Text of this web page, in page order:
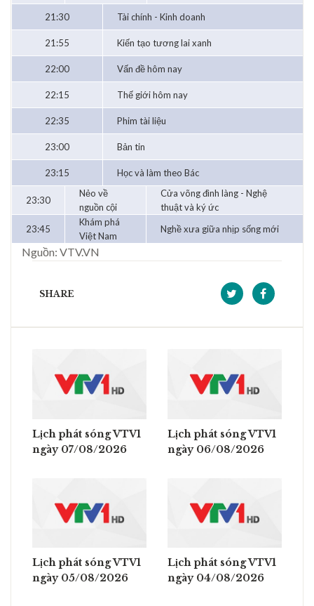
21:30 Tài chính - Kinh doanh
21:55 Kiến tạo tương lai xanh
22:00 Vấn đề hôm nay
22:15 Thế giới hôm nay
22:35 Phim tài liệu
23:00 Bản tin
23:15 Học và làm theo Bác
23:30
Nẻo về
nguồn cội
Cửa võng đình làng - Nghệ
thuật và ký ức
23:45
Khám phá
Việt Nam
Nghề xưa giữa nhịp sống mới
Nguồn: VTV.VN
SHARE
Lịch phát sóng VTV1
ngày 07/08/2026
Lịch phát sóng VTV1
ngày 06/08/2026
Lịch phát sóng VTV1
ngày 05/08/2026
Lịch phát sóng VTV1
ngày 04/08/2026